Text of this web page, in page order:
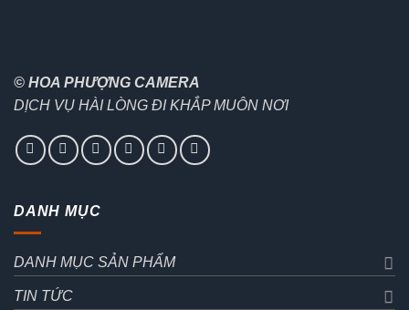
© HOA PHƯỢNG CAMERA
DỊCH VỤ HÀI LÒNG ĐI KHẮP MUÔN NƠI
DANH MỤC
DANH MỤC SẢN PHẨM
TIN TỨC